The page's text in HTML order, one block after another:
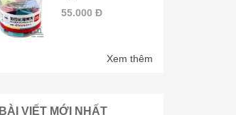
55.000 Đ
Xem thêm
BÀI VIẾT MỚI NHẤT